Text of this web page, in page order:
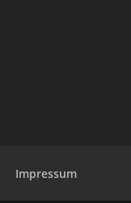
Impressum